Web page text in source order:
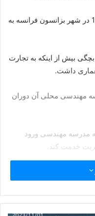
فرانسوا ماری شارل فوریه در بهار 1772 در شهر بزانسون فرانسه به
بیش از اینکه به تجارت
داشت.
مهندسی محلی آن دوران
مدرسه مهندسی ورود
خدمت کند.
طرز تفکر فرانسه ایجاد کرده